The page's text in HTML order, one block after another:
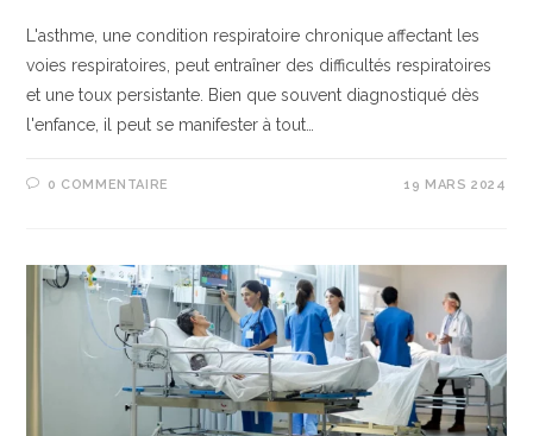
L'asthme, une condition respiratoire chronique affectant les
voies respiratoires, peut entraîner des difficultés respiratoires
et une toux persistante. Bien que souvent diagnostiqué dès
l'enfance, il peut se manifester à tout…
0 COMMENTAIRE 19 MARS 2024